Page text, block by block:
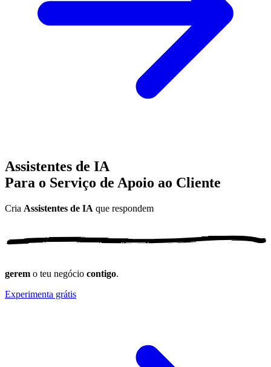
Assistentes de IA
Para o Serviço de Apoio ao Cliente
Cria Assistentes de IA que respondem
gerem o teu negócio contigo.
Experimenta grátis